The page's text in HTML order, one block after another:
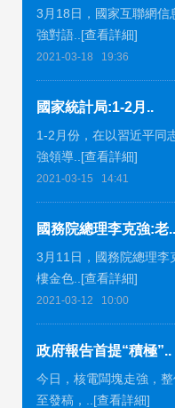
3月18日，國家互聯網信
強對語..[查看詳細]
2021-03-18 19:36
國家統計局:1-2月..
1-2月份，在以習近平同
強領導..[查看詳細]
2021-03-15 14:41
國務院總理李克強:老..
3月11日，國務院總理李
樓金色..[查看詳細]
2021-03-12 10:00
政府報告首提“積極”..
今日，核電闆塊走強，
至發稿，..[查看詳細]